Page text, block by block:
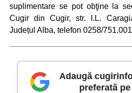
suplimentare se pot obţine la
Cugir din Cugir, str. I.L.
Județul Alba, telefon 0258/
Adaugă
preferată